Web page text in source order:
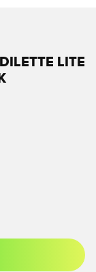
LITE
a tagként való